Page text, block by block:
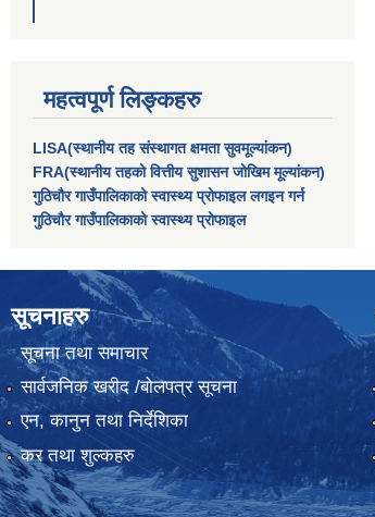
महत्वपूर्ण लिङ्कहरु
LISA(स्थानीय तह संस्थागत क्षमता सुवमूल्यांकन)
FRA(स्थानीय तहको वित्तीय सुशासन जोखिम मूल्यांकन)
गुठिचौर गाउँपालिकाको स्वास्थ्य प्रोफाइल लगइन गर्न
गुठिचौर गाउँपालिकाको स्वास्थ्य प्रोफाइल
सूचनाहरु
सूचना तथा समाचार
सार्वजनिक खरीद /बोलपत्र सूचना
एन, कानुन तथा निर्देशिका
कर तथा शुल्कहरु